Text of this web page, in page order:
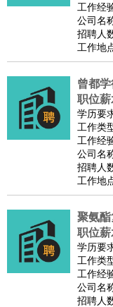
工作经
公司名
招聘人
工作地
曾都
职位薪
学历要
工作类
工作经
公司名
招聘人
工作地
聚氨
职位薪
学历要
工作类
工作经
公司名
招聘人